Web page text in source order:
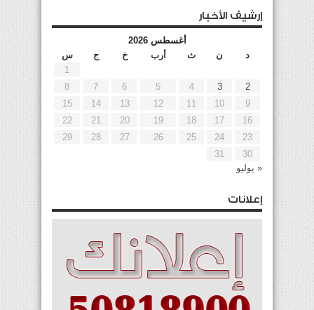
إرشيف الأخبار
أغسطس 2026
د
ن ث أرب خ ج
س
1
2
3
4
5
6
7
8
9
10
11
12
13
14
15
16
17
18
19
20
21
22
23
24
25
26
27
28
29
30
31
« يوليو
إعلانات